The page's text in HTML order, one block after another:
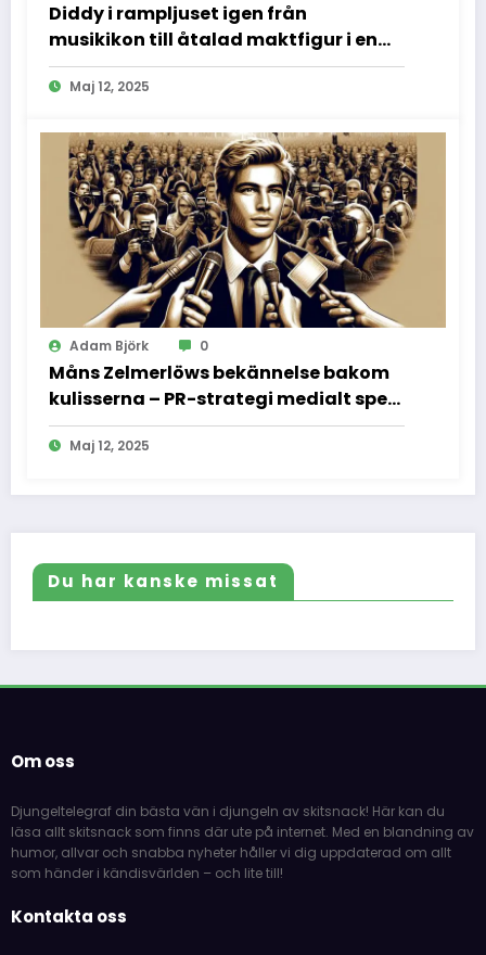
Diddy i rampljuset igen från
musikikon till åtalad maktfigur i en
dramatisk rättssal
Maj 12, 2025
Adam Björk 0
Måns Zelmerlöws bekännelse bakom
kulisserna – PR-strategi medialt spel
och vad vi inte fick se
Maj 12, 2025
Du har kanske missat
Om oss
Djungeltelegraf din bästa vän i djungeln av skitsnack! Här kan du
läsa allt skitsnack som finns där ute på internet. Med en blandning av
humor, allvar och snabba nyheter håller vi dig uppdaterad om allt
som händer i kändisvärlden – och lite till!
Kontakta oss